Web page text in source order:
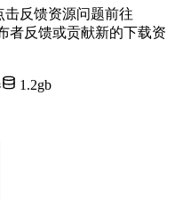
击反馈资源问题前往
者反馈或贡献新的下载资
1.2gb